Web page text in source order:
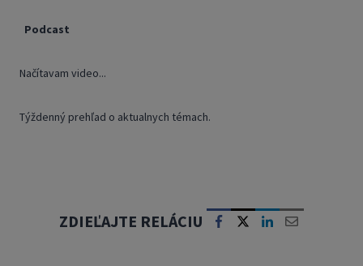
Podcast
Načítavam video...
Týždenný prehľad o aktualnych témach.
ZDIEĽAJTE RELÁCIU